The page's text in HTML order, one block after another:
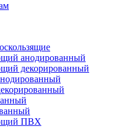
анодированный
декорированный
ПВХ